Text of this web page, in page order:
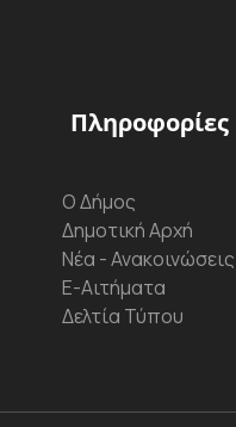
Πληροφορίες
Ο Δήμος
Δημοτική Αρχή
Νέα - Ανακοινώσεις
Ε-Αιτήματα
Δελτία Τύπου